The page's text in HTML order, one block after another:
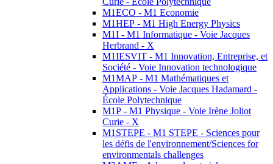
M1ECO - M1 Economie
M1HEP - M1 High Energy Physics
M1I - M1 Informatique - Voie Jacques
Herbrand - X
M1IESVIT - M1 Innovation, Entreprise, et
Société - Voie Innovation technologique
M1MAP - M1 Mathématiques et
Applications - Voie Jacques Hadamard -
École Polytechnique
M1P - M1 Physique - Voie Irène Joliot
Curie - X
M1STEPE - M1 STEPE - Sciences pour
les défis de l'environnement/Sciences for
environmentals challenges